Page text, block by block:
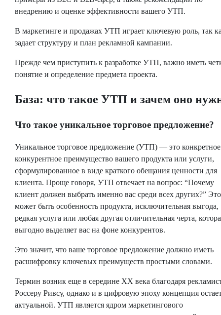
внедрению и оценке эффективности вашего УТП.
В маркетинге и продажах УТП играет ключевую роль, так
задает структуру и план рекламной кампании.
Прежде чем приступить к разработке УТП, важно иметь
понятие и определение предмета проекта.
База: что такое УТП и зачем оно
Что такое уникальное торговое предложение?
Уникальное торговое предложение (УТП) — это конкретное
конкурентное преимущество вашего продукта или услуги,
сформулированное в виде краткого обещания ценности для
клиента. Проще говоря, УТП отвечает на вопрос: “Почему
клиент должен выбрать именно вас среди всех других?” Это
может быть особенность продукта, исключительная выгода,
редкая услуга или любая другая отличительная черта,
выгодно выделяет вас на фоне конкурентов.
Это значит, что ваше торговое предложение должно иметь
расшифровку ключевых преимуществ простыми словами.
Термин возник еще в середине XX века благодаря
Россеру Ривсу, однако и в цифровую эпоху концепция
актуальной. УТП является ядром маркетингового